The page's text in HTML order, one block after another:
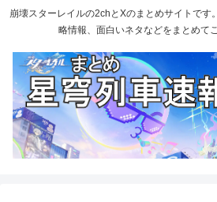
崩壊スターレイルの2chとXのまとめサイトです
略情報、面白いネタなどをまとめて